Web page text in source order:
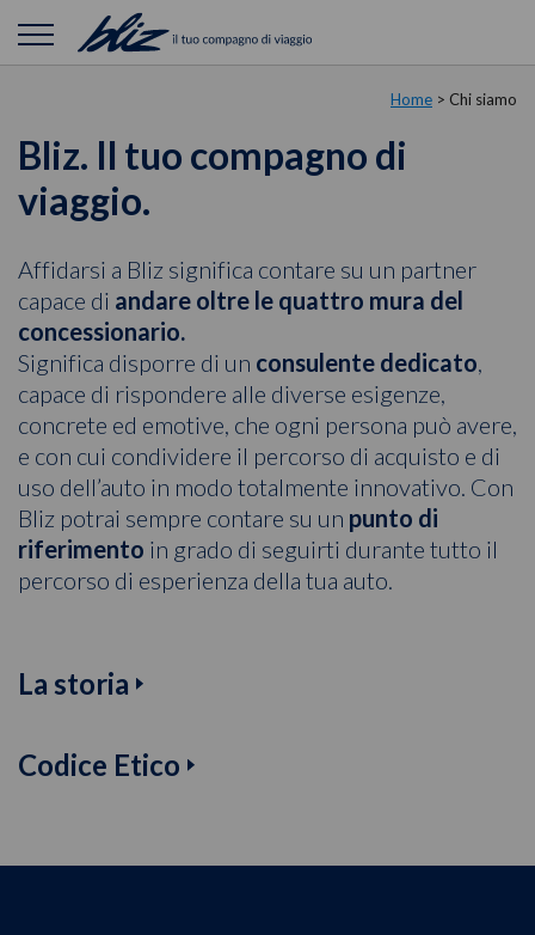
Home > Chi siamo
Bliz. Il tuo compagno di
viaggio.
Affidarsi a Bliz significa contare su un partner
capace di andare oltre le quattro mura del
concessionario.
Significa disporre di un consulente dedicato,
capace di rispondere alle diverse esigenze,
concrete ed emotive, che ogni persona può avere,
e con cui condividere il percorso di acquisto e di
uso dell’auto in modo totalmente innovativo. Con
Bliz potrai sempre contare su un punto di
riferimento in grado di seguirti durante tutto il
percorso di esperienza della tua auto.
La storia
Codice Etico